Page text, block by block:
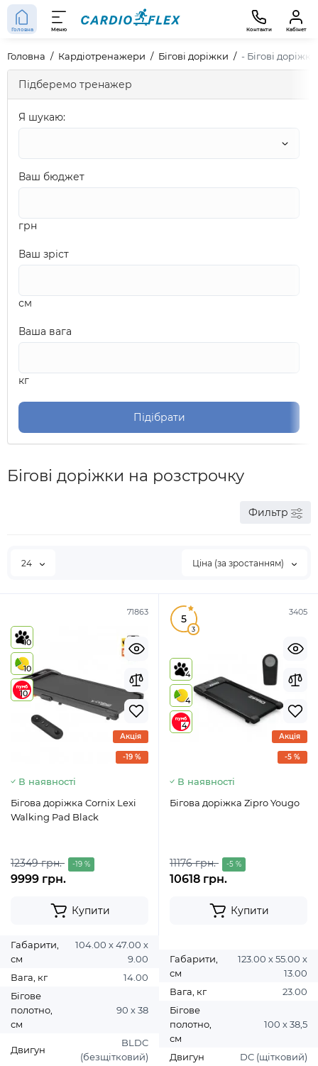
Головна Меню Контакти Кабінет
Головна Кардіотренажери Бігові доріжки - Бігові
Підберемо тренажер
Я шукаю:
Ваш бюджет
грн
Ваш зріст
см
Ваша вага
кг
Підібрати
Бігові доріжки на розстрочку
Фильтр
24 Ціна (за зростанням)
71863
10
10
10
-19 %
Акція
В наявності
Бігова доріжка Cornix Lexi
Walking Pad Black
12349 грн. -19 %
9999 грн.
Купити
Габарити,
см
104.00 х 47.00 х
9.00
Вага, кг
14.00
Бігове
полотно,
см
90 х 38
Двигун
BLDC
(безщітковий)
3405
5
3
4
4
4
-5 %
Акція
В наявності
Бігова доріжка Zipro Yougo
11176 грн. -5 %
10618 грн.
Купити
Габарити,
см
123.00 х 55.00 х
13.00
Вага, кг
23.00
Бігове
полотно,
см
100 х 38,5
Двигун
DC (щітковий)